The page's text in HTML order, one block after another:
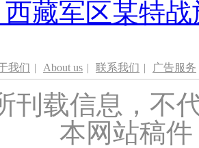
藏军区某特
我们 | About us | 联系我们 | 广告服务
刊载信息，不
本网站稿